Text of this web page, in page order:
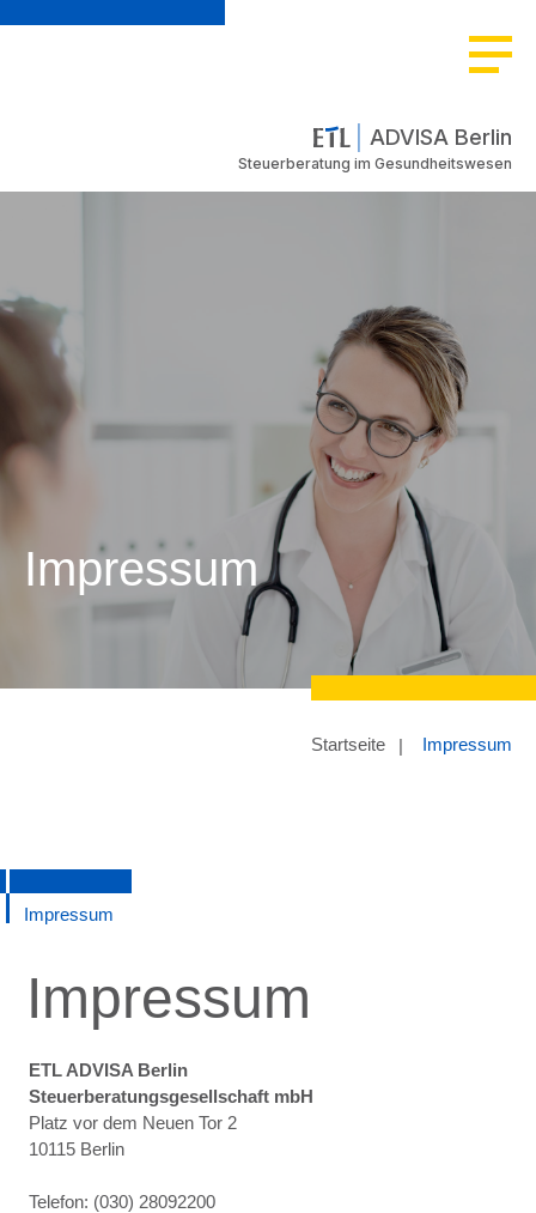
ADVISA Berlin
Steuerberatung im Gesundheitswesen
Impressum
Startseite Impressum
Impressum
Impressum
ETL ADVISA Berlin
Steuerberatungsgesellschaft mbH
Platz vor dem Neuen Tor 2
10115 Berlin
Telefon: (030) 28092200